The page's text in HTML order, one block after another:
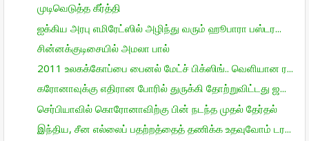
முடிவெடுத்த கீர்த்தி
ஐக்கிய அரபு எமிரேட்ஸில் அழிந்து வரும் ஹூபாரா பஸ்டர...
சின்னக்குடிசையில் அமலா பால்
2011 உலகக்கோப்பை பைனல் மேட்ச் பிக்ஸிங்.. வெளியான ர...
கரோனாவுக்கு எதிரான போரில் துருக்கி தோற்றுவிட்டது ஜ...
செர்பியாவில் கொரோனாவிற்கு பின் நடந்த முதல் தேர்தல்
இந்திய, சீன எல்லைப் பதற்றத்தைத் தணிக்க உதவுவோம் டர...